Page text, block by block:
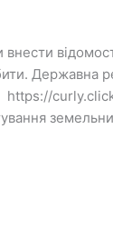
Державна
https://